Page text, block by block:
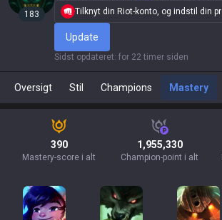
183
Tilknyt din Riot-konto, og indstil din
Update
Sidst opdateret: for 22 timer siden
Oversigt Stil Champions Mastery
390
Mastery-score i alt
1,955,330
Champion-point i alt